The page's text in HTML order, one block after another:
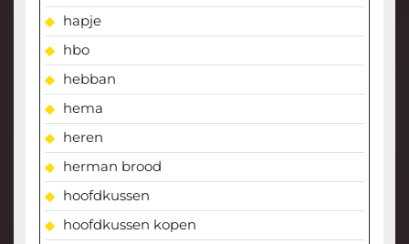
hapje
hbo
hebban
hema
heren
herman brood
hoofdkussen
hoofdkussen kopen